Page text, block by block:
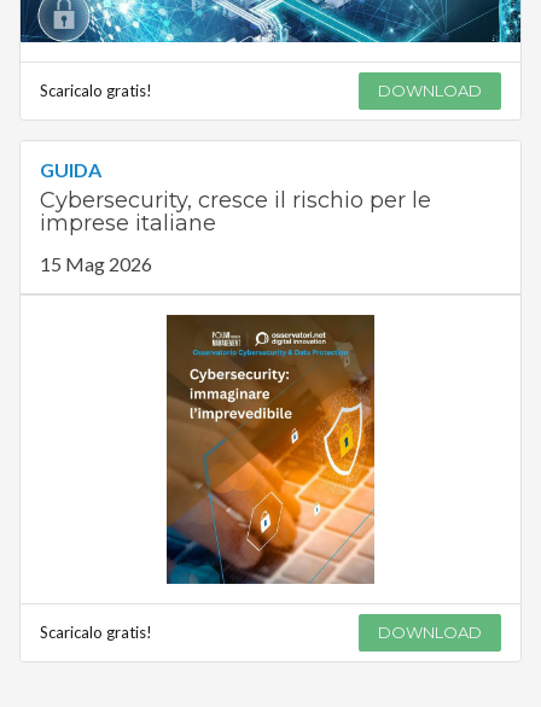
Scaricalo gratis! DOWNLOAD
GUIDA
Cybersecurity, cresce il rischio per le
imprese italiane
15 Mag 2026
Scaricalo gratis! DOWNLOAD